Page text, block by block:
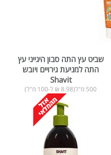
שביט עץ התה סבון היגייני עץ
התה למניעת גירויים ויובש
Shavit
500 מ"ל(8.98 ₪ ל-100 מ"ל)